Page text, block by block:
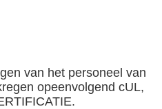
van het personeel van
opeenvolgend cUL,